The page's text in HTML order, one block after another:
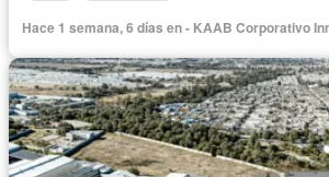
Hace 1 semana, 6 días en - KAAB Corporativo